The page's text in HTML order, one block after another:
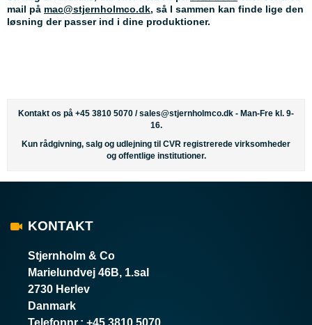
mail på mac@stjernholmco.dk, så I sammen kan finde lige den
løsning der passer ind i dine produktioner.
Kontakt os på +45 3810 5070 /sales@stjernholmco.dk - Man-Fre kl. 9-
16.
Kun rådgivning, salg og udlejning til CVR registrerede virksomheder
og offentlige institutioner.
KONTAKT
Stjernholm & Co
Marielundvej 46B, 1.sal
2730 Herlev
Danmark
Telefonnr.: +45 3810 5070